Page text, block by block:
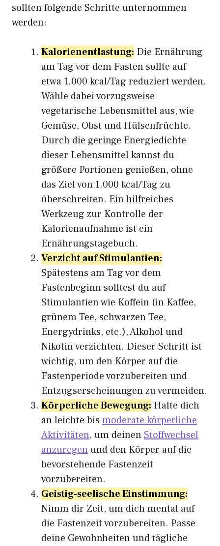
sollten folgende Schritte unternommen
werden:
Kalorienentlastung: Die Ernährung
am Tag vor dem Fasten sollte auf
etwa 1.000 kcal/Tag reduziert werden.
Wähle dabei vorzugsweise
vegetarische Lebensmittel aus, wie
Gemüse, Obst und Hülsenfrüchte.
Durch die geringe Energiedichte
dieser Lebensmittel kannst du
größere Portionen genießen, ohne
das Ziel von 1.000 kcal/Tag zu
überschreiten. Ein hilfreiches
Werkzeug zur Kontrolle der
Kalorienaufnahme ist ein
Ernährungstagebuch.
Verzicht auf Stimulantien:
Spätestens am Tag vor dem
Fastenbeginn solltest du auf
Stimulantien wie Koffein (in Kaffee,
grünem Tee, schwarzen Tee,
Energydrinks, etc.), Alkohol und
Nikotin verzichten. Dieser Schritt ist
wichtig, um den Körper auf die
Fastenperiode vorzubereiten und
Entzugserscheinungen zu vermeiden.
Körperliche Bewegung: Halte dich
an leichte bis moderate körperliche
Aktivitäten, um deinen Stoffwechsel
anzuregenund den Körper auf die
bevorstehende Fastenzeit
vorzubereiten.
Geistig-seelische Einstimmung:
Nimm dir Zeit, um dich mental auf
die Fastenzeit vorzubereiten. Passe
deine Gewohnheiten und tägliche